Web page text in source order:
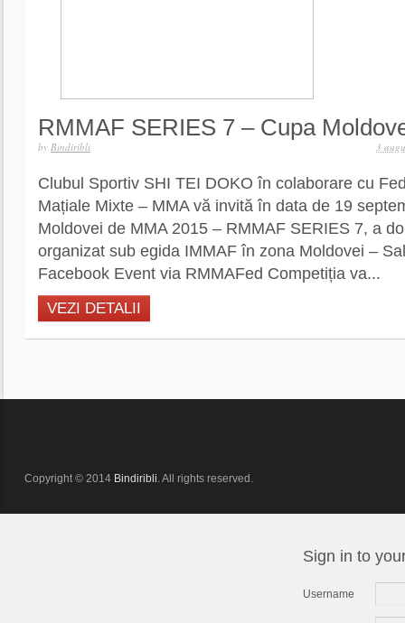
RMMAF SERIES 7 – Cupa
by Bindiribli 3
Clubul Sportiv SHI TEI DOKO în colaborare cu
Mațiale Mixte – MMA vă invită în data de 19
Moldovei de MMA 2015 – RMMAF SERIES 7, a
organizat sub egida IMMAF în zona Moldovei –
Facebook Event via RMMAFed‎ Competiția va...
VEZI DETALII
Copyright © 2014 Bindiribli. All rights reserved.
Sign in to
Username